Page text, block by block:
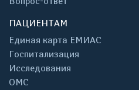
ПАЦИЕНТАМ
Единая карта ЕМИАС
Госпитализация
Исследования
ОМС